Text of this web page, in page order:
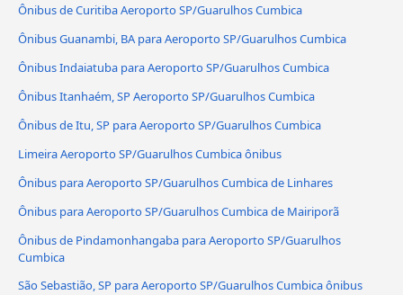
Ônibus de Curitiba Aeroporto SP/Guarulhos Cumbica
Ônibus Guanambi, BA para Aeroporto SP/Guarulhos Cumbica
Ônibus Indaiatuba para Aeroporto SP/Guarulhos Cumbica
Ônibus Itanhaém, SP Aeroporto SP/Guarulhos Cumbica
Ônibus de Itu, SP para Aeroporto SP/Guarulhos Cumbica
Limeira Aeroporto SP/Guarulhos Cumbica ônibus
Ônibus para Aeroporto SP/Guarulhos Cumbica de Linhares
Ônibus para Aeroporto SP/Guarulhos Cumbica de Mairiporã
Ônibus de Pindamonhangaba para Aeroporto SP/Guarulhos
Cumbica
São Sebastião, SP para Aeroporto SP/Guarulhos Cumbica ônibus